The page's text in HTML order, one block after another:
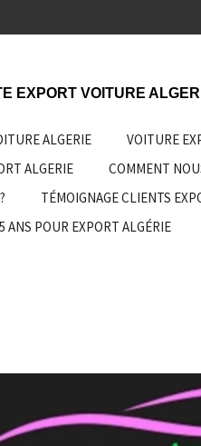
EXPORT VOITURE
ALGERIE VOITURE
ALGERIE
COMMENT
TÉMOIGNAGE CLIENTS
ANS POUR EXPORT ALGÉRIE